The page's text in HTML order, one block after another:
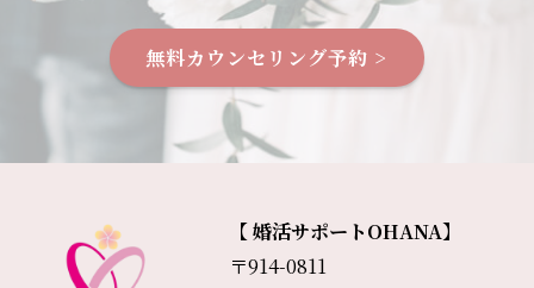
産を保護する為に必要な場合。
・本人の同意を得ることが困難であり、公衆衛生の向
上・児童の健全な育成の推進の為に特に必要がある場
・国、地方公共団体等の事務を遂行する上で、本人の同
意を求めると、その推進に支障がある場合。
当社は、個人情報の正確性及び安全性確保の為にセキュ
リティに万全の対策を講じています。
無料カウンセリング予約 >
【 婚活サポートOHANA】
〒914-0811